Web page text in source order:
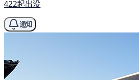
422起出没
通知